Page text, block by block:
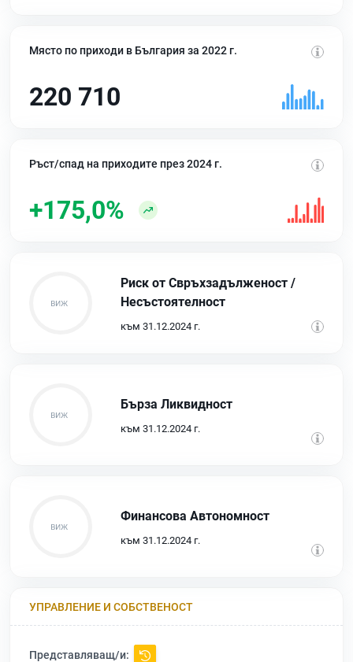
Място по приходи в България за 2022 г.
220 710
Ръст/спад на приходите през 2024 г.
+175,0%
Риск от Свръхзадълженост /
Несъстоятелност
към 31.12.2024 г.
Бърза Ликвидност
към 31.12.2024 г.
Финансова Автономност
към 31.12.2024 г.
УПРАВЛЕНИЕ И СОБСТВЕНОСТ
Представляващ/и: